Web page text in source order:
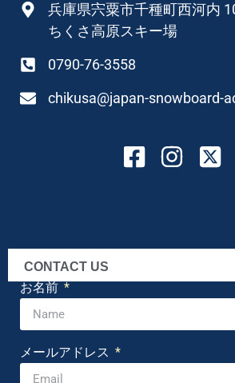
兵庫県宍粟市千種町西河内
ちくさ高原スキー場
0790-76-3558
chikusa@japan-snowboard-
CONTACT US
お名前
メールアドレス